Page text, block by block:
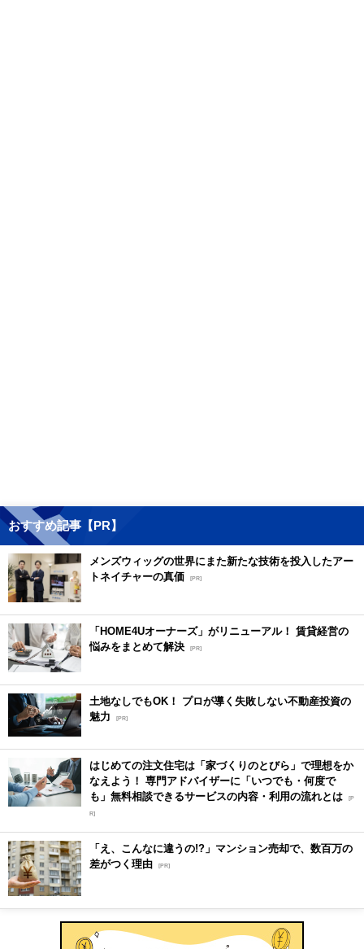
おすすめ記事【PR】
メンズウィッグの世界にまた新たな技術を投入したアー
トネイチャーの真価 [PR]
「HOME4Uオーナーズ」がリニューアル！ 賃貸経営の
悩みをまとめて解決 [PR]
土地なしでもOK！ プロが導く失敗しない不動産投資の
魅力
[PR]
はじめての注文住宅は「家づくりのとびら」で理想をか
なえよう！ 専門アドバイザーに「いつでも・何度で
も」無料相談できるサービスの内容・利用の流れとは [P
R]
「え、こんなに違うの!?」マンション売却で、数百万の
差がつく理由 [PR]